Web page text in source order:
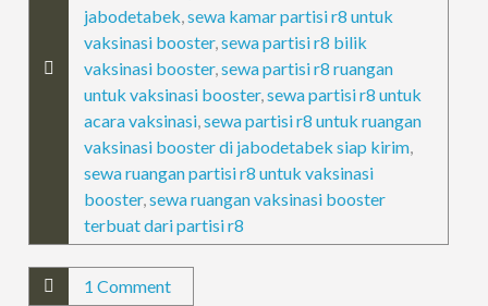
jabodetabek,sewa kamar partisi r8 untuk
vaksinasi booster,sewa partisi r8 bilik
vaksinasi booster,sewa partisi r8 ruangan
untuk vaksinasi booster,sewa partisi r8 untuk
acara vaksinasi,sewa partisi r8 untuk ruangan
vaksinasi booster di jabodetabek siap kirim,
sewa ruangan partisi r8 untuk vaksinasi
booster,sewa ruangan vaksinasi booster
terbuat dari partisi r8
1 Comment